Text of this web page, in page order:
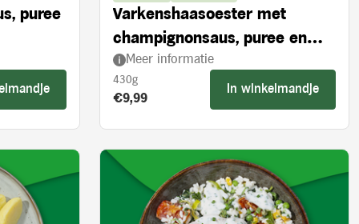
puree
Varkenshaasoester met
champignonsaus, puree en
broccoli
Meer informatie
430g
Product prijs:
€9,99
In winkelmandje